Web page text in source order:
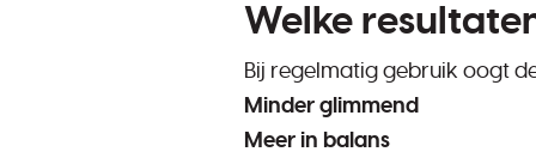
Welke
Bij regelmatig gebruik oogt
Minder glimmend
Meer in balans